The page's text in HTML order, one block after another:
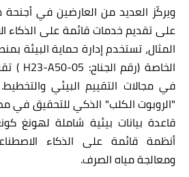
ويركّز العديد من العارضين في أجنحة
على تقديم خدمات قائمة على
المثال، تستخدم إدارة حماية البيئة
الخاصة (رقم الجناح:
( H23-A50-05
في مجالات التقييم البيئي
"الروبوت الكلب" الذكي للتحقيق في
قاعدة بيانات بيئية شاملة لهونغ
أنظمة قائمة على الذكاء
ومعالجة مياه الصرف.